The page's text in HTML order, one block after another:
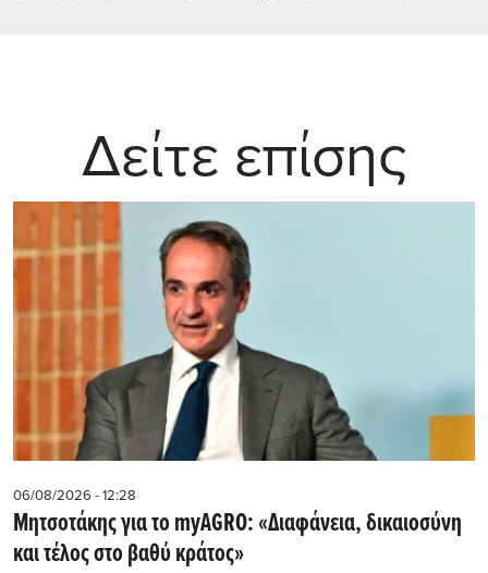
Δείτε επίσης
06/08/2026 - 12:28
Μητσοτάκης για το myAGRO: «Διαφάνεια, δικαιοσύνη
και τέλος στο βαθύ κράτος»